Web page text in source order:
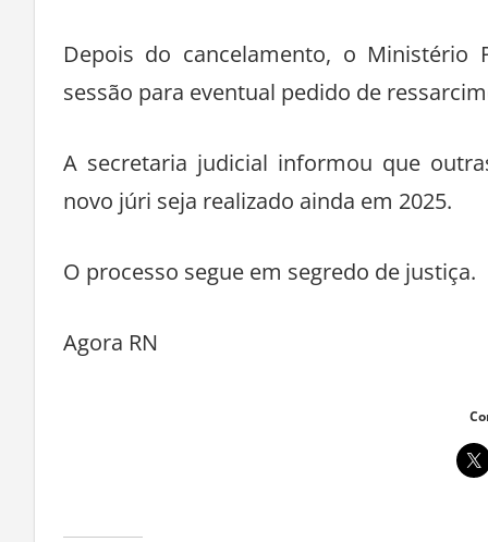
Depois do cancelamento, o
sessão para eventual pedido de
A secretaria judicial informou que
novo júri seja realizado ainda em 2025.
O processo segue em segredo de justiça.
Agora RN